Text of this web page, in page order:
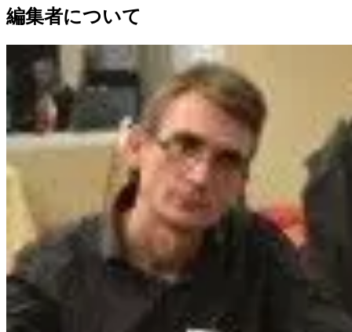
編集者について